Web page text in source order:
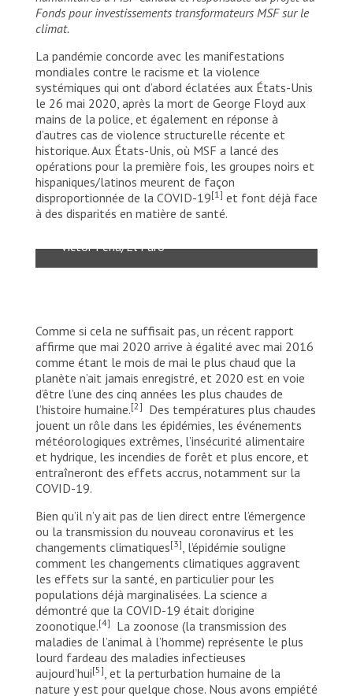
Fonds pour investissements transformateurs MSF sur le
climat.
La pandémie concorde avec les manifestations
mondiales contre le racisme et la violence
systémiques qui ont d’abord éclatées aux États-Unis
le 26 mai 2020, après la mort de George Floyd aux
mains de la police, et également en réponse à
d’autres cas de violence structurelle récente et
historique. Aux États-Unis, où MSF a lancé des
opérations pour la première fois, les groupes noirs et
hispaniques/latinos meurent de façon
disproportionnée de la COVID-19[1] et font déjà face
à des disparités en matière de santé.
Intervention d’urgence de MSF à San
Salvador, au Salvador, après le passage de
la tempête tropicale Amanda en juin 2020.
Victor Peña/El Faro
Comme si cela ne suffisait pas, un récent rapport
affirme que mai 2020 arrive à égalité avec mai 2016
comme étant le mois de mai le plus chaud que la
planète n’ait jamais enregistré, et 2020 est en voie
d’être l’une des cinq années les plus chaudes de
l’histoire humaine.[2]
Des températures plus chaudes
jouent un rôle dans les épidémies, les événements
météorologiques extrêmes, l’insécurité alimentaire
et hydrique, les incendies de forêt et plus encore, et
entraîneront des effets accrus, notamment sur la
COVID-19.
Bien qu’il n’y ait pas de lien direct entre l’émergence
ou la transmission du nouveau coronavirus et les
changements climatiques[3] , l’épidémie souligne
comment les changements climatiques aggravent
les effets sur la santé, en particulier pour les
populations déjà marginalisées. La science a
démontré que la COVID-19 était d’origine
zoonotique.[4]
La zoonose (la transmission des
maladies de l’animal à l’homme) représente le plus
lourd fardeau des maladies infectieuses
aujourd’hui[5] , et la perturbation humaine de la
nature y est pour quelque chose. Nous avons empiété